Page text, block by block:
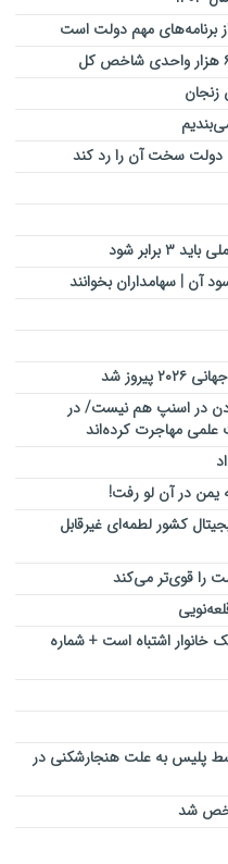
برنامه‌های مهم دولت است
دولت سخت آن را رد کند
شود
آن | سهامداران بخوانند
شد
در اسنپ هم نیست/ در
یمن در آن لو رفت!
کشور لطمه‌ای غیرقابل
را قوی‌تر می‌کند
اشتباه است + شماره
پلیس به علت هنجارشکنی در
شد